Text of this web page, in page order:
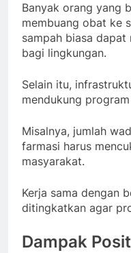
Banyak orang yang
membuang obat ke
sampah biasa
bagi lingkungan.
Selain itu,
mendukung
Misalnya, jumlah
farmasi harus
masyarakat.
Kerja sama dengan
ditingkatkan agar
Dampak